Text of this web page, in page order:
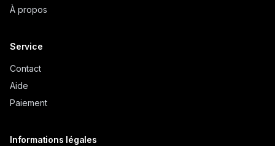
À propos
Service
Contact
Aide
Paiement
Informations légales